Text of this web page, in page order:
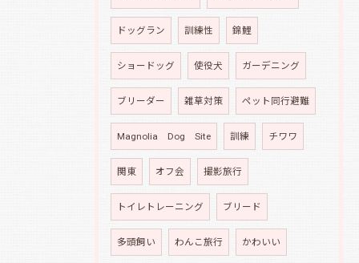
ドッグラン 訓練性 錦鯉
ショードッグ 使役犬 ガーデニング
ブリーダー 雑草対策 ペット同行避難
Magnolia Dog Site 訓練 チワワ
関東 オフ会 撮影旅行
トイレトレーニング ブリード
多頭飼い わんこ旅行 かわいい